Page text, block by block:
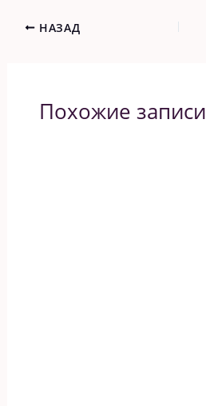
НАЗАД
Похожие записи